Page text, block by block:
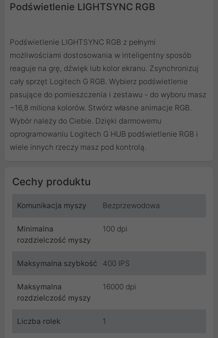
Podświetlenie LIGHTSYNC RGB
Podświetlenie LIGHTSYNC RGB z pełnymi
możliwościami dostosowania w inteligentny sposób
reaguje na grę, dźwięk lub kolor ekranu. Zsynchronizuj
cały sprzęt Logitech G RGB. Wybierz podświetlenie
pasujące do pomieszczenia i zestawu - do wyboru masz
~16,8 miliona kolorów. Stwórz własne animacje RGB.
Wybór należy do Ciebie. Dzięki darmowemu
oprogramowaniu Logitech G HUB podświetlenie RGB i
wiele innych rzeczy masz pod kontrolą.
Cechy produktu
Komunikacja myszy Bezprzewodowa
Minimalna
rozdzielczość myszy
100 dpi
Maksymalna szybkość 400 IPS
Maksymalna
rozdzielczość myszy
16000 dpi
Liczba rolek 1